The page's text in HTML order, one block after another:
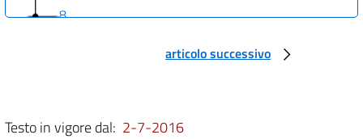
8
articolo successivo
Testo in vigore dal: 2-7-2016